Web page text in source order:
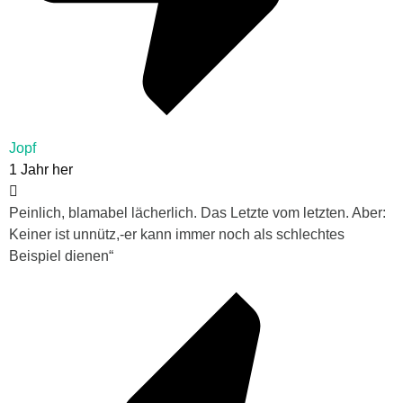
Jopf
1 Jahr her
Peinlich, blamabel lächerlich. Das Letzte vom letzten. Aber:
Keiner ist unnütz,-er kann immer noch als schlechtes
Beispiel dienen“